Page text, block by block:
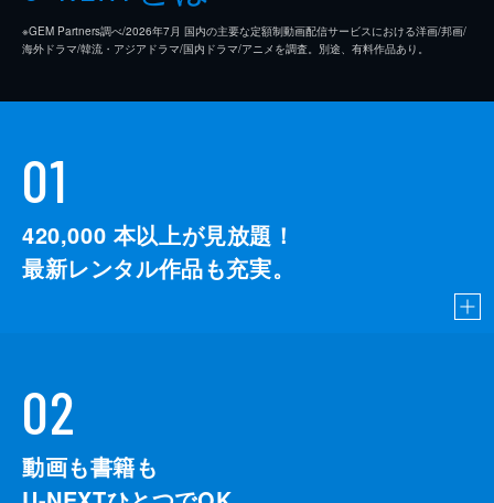
※GEM Partners調べ/2026年7⽉ 国内の主要な定額制動画配信サービスにおける洋画/邦画/
海外ドラマ/韓流・アジアドラマ/国内ドラマ/アニメを調査。別途、有料作品あり。
01
420,000 本以上が見放題！
最新レンタル作品も充実。
02
動画も書籍も